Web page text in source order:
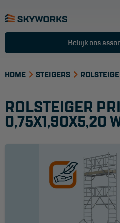
Opsteek ladder
Schuifladder
Telescopische ladder
Ladder accessoires
TRAPPEN
Bordestrap
Bekijk ons
HOME STEIGERS
ROLSTEIGER
0,75X1,90X5,20